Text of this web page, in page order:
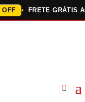
FRETE GRÁTIS